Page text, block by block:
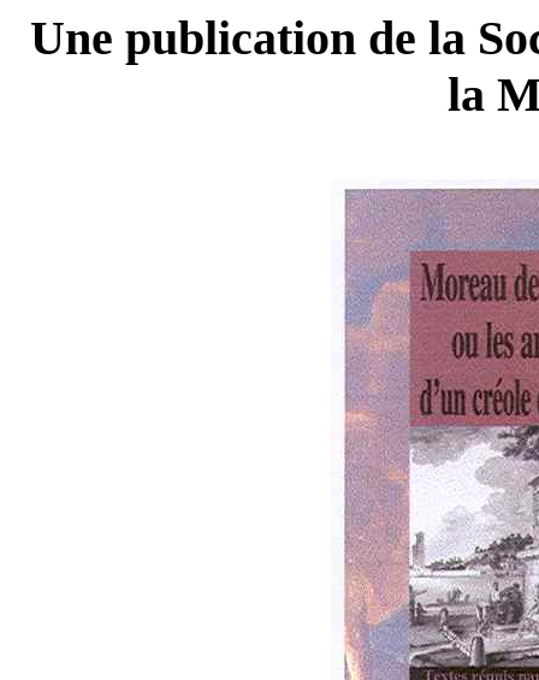
Une publication de la
la